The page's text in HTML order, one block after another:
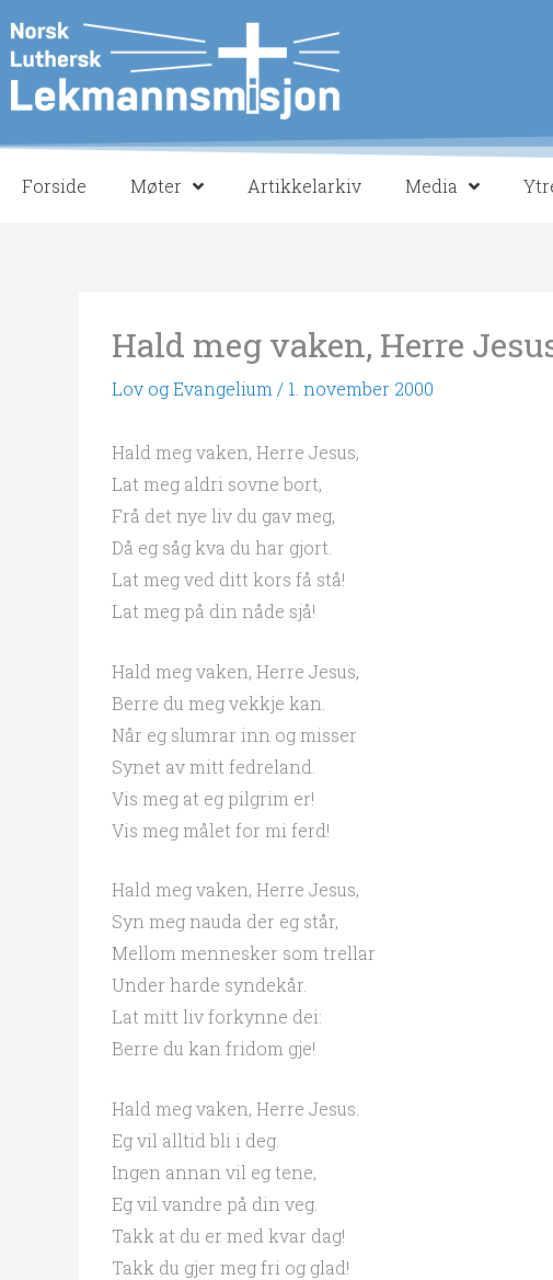
rett
til
innholdet
Forside Møter Artikkelarkiv Media
Hald meg vaken, Herre
Lov og Evangelium / 1. november 2000
Hald meg vaken, Herre Jesus,
Lat meg aldri sovne bort,
Frå det nye liv du gav meg,
Då eg såg kva du har gjort.
Lat meg ved ditt kors få stå!
Lat meg på din nåde sjå!
Hald meg vaken, Herre Jesus,
Berre du meg vekkje kan.
Når eg slumrar inn og misser
Synet av mitt fedreland.
Vis meg at eg pilgrim er!
Vis meg målet for mi ferd!
Hald meg vaken, Herre Jesus,
Syn meg nauda der eg står,
Mellom mennesker som trellar
Under harde syndekår.
Lat mitt liv forkynne dei:
Berre du kan fridom gje!
Hald meg vaken, Herre Jesus.
Eg vil alltid bli i deg.
Ingen annan vil eg tene,
Eg vil vandre på din veg.
Takk at du er med kvar dag!
Takk du gjer meg fri og glad!